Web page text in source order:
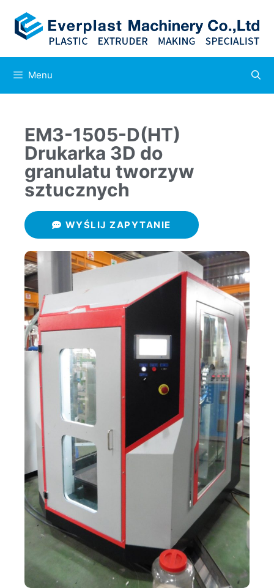
Menu
EM3-1505-D(HT)
Drukarka 3D do
granulatu tworzyw
sztucznych
WYŚLIJ ZAPYTANIE